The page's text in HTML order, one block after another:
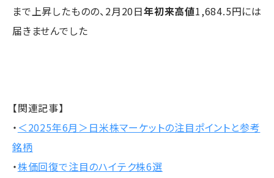
まで上昇したものの、2月20日年初来高値1,684.5円には
届きませんでした
【関連記事】
・ ＜2025年6月＞日米株マーケットの注目ポイントと参考
銘柄
・株価回復で注目のハイテク株6選